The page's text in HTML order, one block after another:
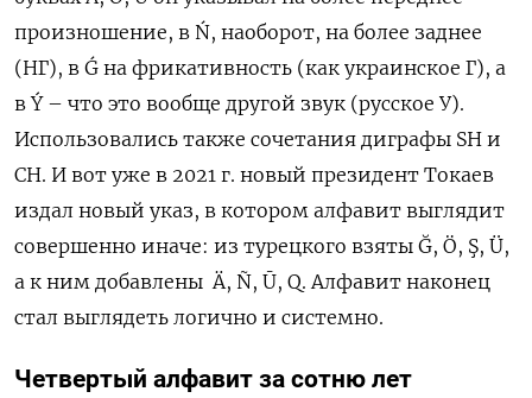
произношение, в Ń, наоборот, на более заднее
(НГ), в Ǵ на фрикативность (как украинское Г), а
в Ý – что это вообще другой звук (русское У).
Использовались также сочетания диграфы SH и
CH. И вот уже в 2021 г. новый президент Токаев
издал новый указ, в котором алфавит выглядит
совершенно иначе: из турецкого взяты Ğ, Ӧ, Ş, Ü,
а к ним добавлены Ä, Ñ, Ū, Q. Алфавит наконец
стал выглядеть логично и системно.
Четвертый алфавит за сотню лет